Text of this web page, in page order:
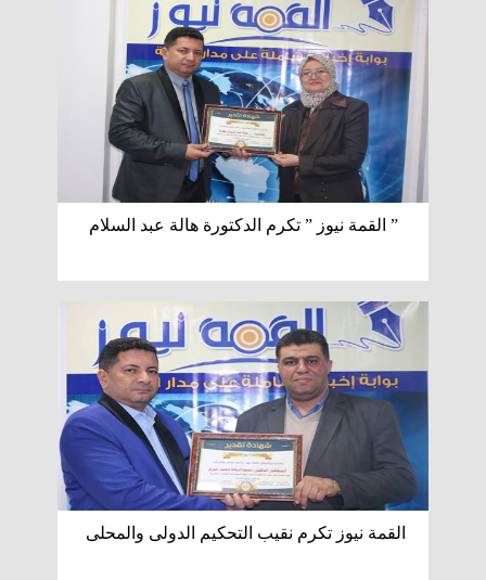
” القمة نيوز ” تكرم الدكتورة هالة عبد السلام
القمة نيوز تكرم نقيب التحكيم الدولى والمحلى